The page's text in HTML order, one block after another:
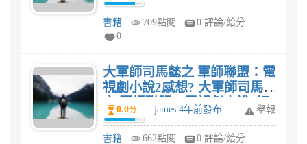
聯盟+虎嘯龍吟：顛覆三國新
史觀的司馬懿傳奇歷史小說(套
雙面海報2張)好看嗎?
書籍 709點閱
0 評論/給分
0
大軍師司馬懿之 軍師聯盟：電
視劇小說2感想? 大軍師司馬懿
之 軍師聯盟：電視劇小說2好
看嗎?
0.0分 james 4年前發布 舉報
書籍 662點閱
0 評論/給分